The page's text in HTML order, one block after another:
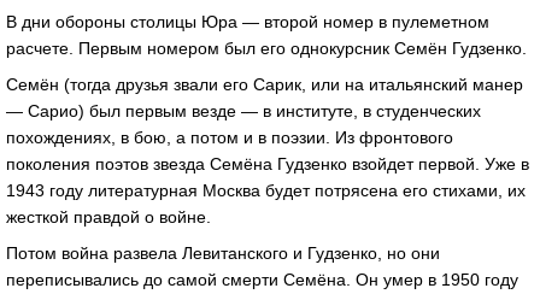
В дни обороны столицы Юра — второй номер в пулеметном
расчете. Первым номером был его однокурсник Семён Гудзенко.
Семён (тогда друзья звали его Сарик, или на итальянский манер
— Сарио) был первым везде — в институте, в студенческих
похождениях, в бою, а потом и в поэзии. Из фронтового
поколения поэтов звезда Семёна Гудзенко взойдет первой. Уже в
1943 году литературная Москва будет потрясена его стихами, их
жесткой правдой о войне.
Потом война развела Левитанского и Гудзенко, но они
переписывались до самой смерти Семёна. Он умер в 1950 году